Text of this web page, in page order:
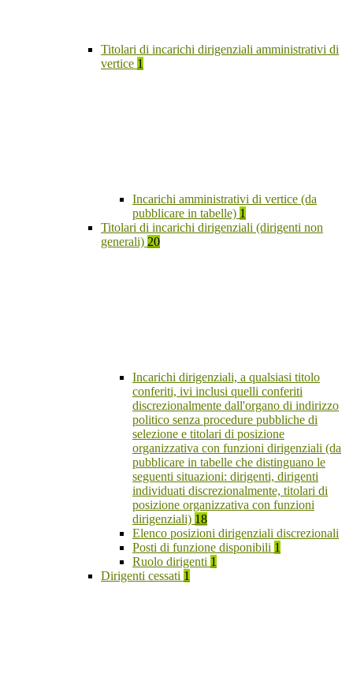
Titolari di incarichi dirigenziali amministrativi di
vertice 1
Incarichi amministrativi di vertice (da
pubblicare in tabelle) 1
Titolari di incarichi dirigenziali (dirigenti non
generali) 20
Incarichi dirigenziali, a qualsiasi titolo
conferiti, ivi inclusi quelli conferiti
discrezionalmente dall'organo di indirizzo
politico senza procedure pubbliche di
selezione e titolari di posizione
organizzativa con funzioni dirigenziali (da
pubblicare in tabelle che distinguano le
seguenti situazioni: dirigenti, dirigenti
individuati discrezionalmente, titolari di
posizione organizzativa con funzioni
dirigenziali) 18
Elenco posizioni dirigenziali discrezionali
Posti di funzione disponibili 1
Ruolo dirigenti 1
Dirigenti cessati 1